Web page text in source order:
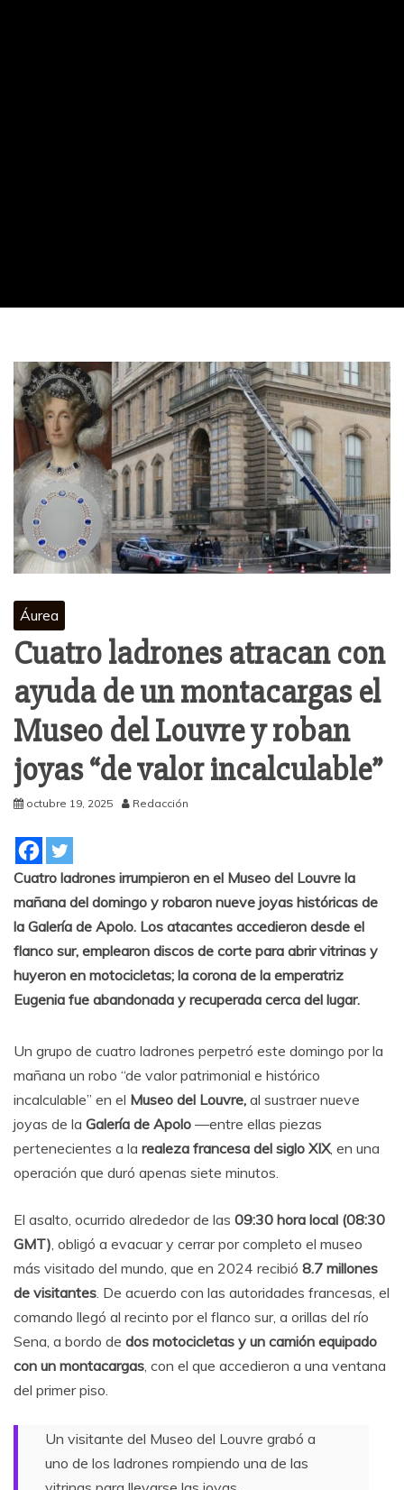
Áurea
Cuatro ladrones atracan con
ayuda de un montacargas el
Museo del Louvre y roban
joyas “de valor incalculable”
octubre 19, 2025 Redacción
Cuatro ladrones irrumpieron en el Museo del Louvre la
mañana del domingo y robaron nueve joyas históricas de
la Galería de Apolo. Los atacantes accedieron desde el
flanco sur, emplearon discos de corte para abrir vitrinas y
huyeron en motocicletas; la corona de la emperatriz
Eugenia fue abandonada y recuperada cerca del lugar.
Un grupo de cuatro ladrones perpetró este domingo por la
mañana un robo “de valor patrimonial e histórico
incalculable” en el Museo del Louvre, al sustraer nueve
joyas de la Galería de Apolo —entre ellas piezas
pertenecientes a la realeza francesa del siglo XIX, en una
operación que duró apenas siete minutos.
El asalto, ocurrido alrededor de las 09:30 hora local (08:30
GMT), obligó a evacuar y cerrar por completo el museo
más visitado del mundo, que en 2024 recibió 8.7 millones
de visitantes. De acuerdo con las autoridades francesas, el
comando llegó al recinto por el flanco sur, a orillas del río
Sena, a bordo de dos motocicletas y un camión equipado
con un montacargas, con el que accedieron a una ventana
del primer piso.
Un visitante del Museo del Louvre grabó a
uno de los ladrones rompiendo una de las